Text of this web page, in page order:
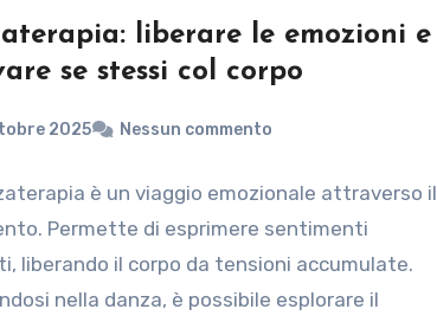
liberare le emozioni e
se stessi col corpo
2025 Nessun commento
è un viaggio emozionale attraverso il
Permette di esprimere sentimenti
liberando il corpo da tensioni accumulate.
nella danza, è possibile esplorare il